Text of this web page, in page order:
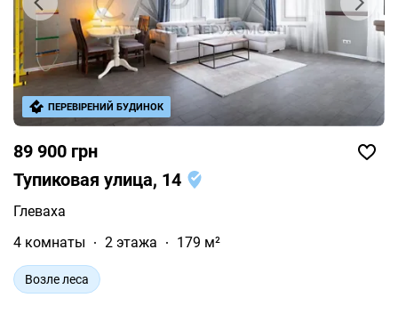
89 900 грн
Тупиковая улица, 14
Глеваха
4 комнаты
2 этажа 179 м²
Возле леса
ПЕРЕВІРЕНИЙ БУДИНОК